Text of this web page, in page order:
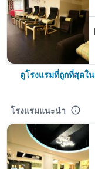
ดูโรงแรมที่ถูกที่สุดใน
โรงแรมแนะนำ